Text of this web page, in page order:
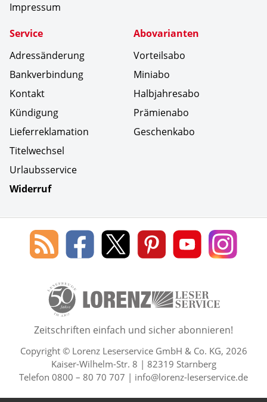
Impressum
Service
Adressänderung
Bankverbindung
Kontakt
Kündigung
Lieferreklamation
Titelwechsel
Urlaubsservice
Widerruf
Abovarianten
Vorteilsabo
Miniabo
Halbjahresabo
Prämienabo
Geschenkabo
Social Media
Blog
des
Leserservice
Lorenz
Leserservice
Lorenz
Leserservice
Lorenz
Leserservice
Lorenz
Leserservice
Lorenz
50 Lesefreude im Abo Jahre
Zeitschriften einfach und sicher abonnieren!
Copyright © Lorenz Leserservice GmbH & Co. KG, 2026
Kaiser-Wilhelm-Str. 8 | 82319 Starnberg
Telefon 0800 – 80 70 707 | info@lorenz-leserservice.de